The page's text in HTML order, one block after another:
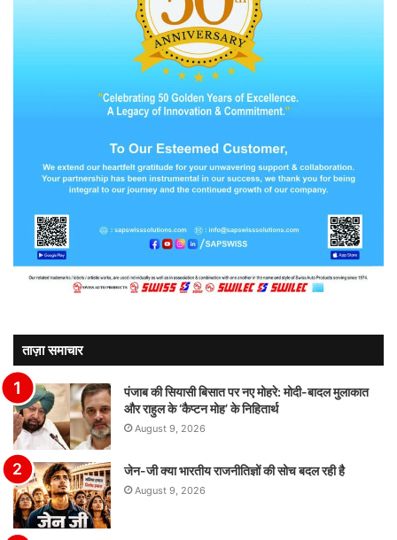
ताज़ा समाचार
पंजाब की सियासी बिसात पर नए मोहरे: मोदी-बादल मुलाकात
और राहुल के ‘कैप्टन मोह’ के निहितार्थ
August 9, 2026
जेन-जी क्या भारतीय राजनीतिज्ञों की सोच बदल रही है
August 9, 2026